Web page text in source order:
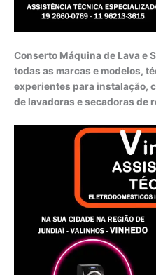
Conserto Máquina de Lava e
todas as marcas e modelos,
experientes para instalação,
de lavadoras e secadoras de